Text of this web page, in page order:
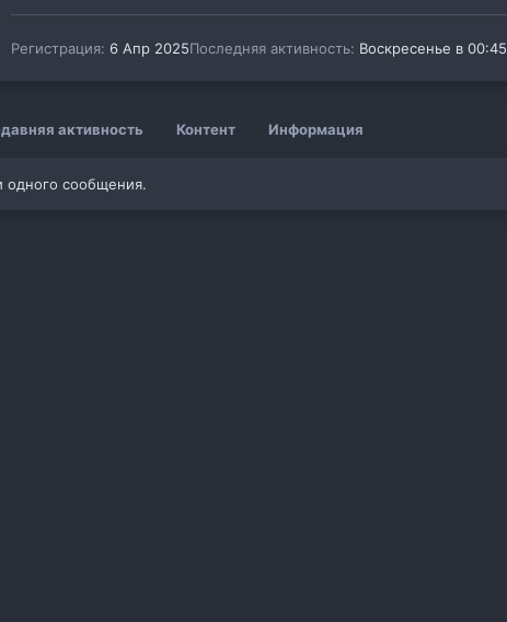
Регистрация 6 Апр 2025Последняя активность Воскресенье в 00:45
активность Контент Информация
одного сообщения.